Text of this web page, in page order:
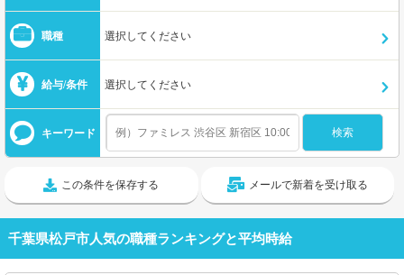
職種 選択してください
給与/条件 選択してください
キーワード
この条件を保存する メールで新着を受け取る
千葉県松戸市人気の職種ランキングと平均時給